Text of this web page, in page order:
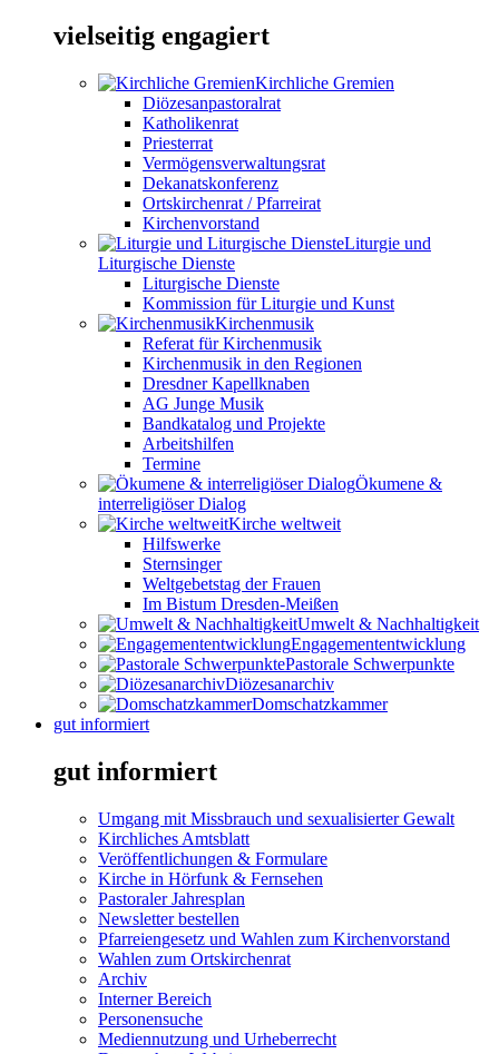
vielseitig engagiert
Kirchliche Gremien
Diözesanpastoralrat
Katholikenrat
Priesterrat
Vermögensverwaltungsrat
Dekanatskonferenz
Ortskirchenrat / Pfarreirat
Kirchenvorstand
Liturgie und
Liturgische Dienste
Liturgische Dienste
Kommission für Liturgie und Kunst
Kirchenmusik
Referat für Kirchenmusik
Kirchenmusik in den Regionen
Dresdner Kapellknaben
AG Junge Musik
Bandkatalog und Projekte
Arbeitshilfen
Termine
Ökumene &
interreligiöser Dialog
Kirche weltweit
Hilfswerke
Sternsinger
Weltgebetstag der Frauen
Im Bistum Dresden-Meißen
Umwelt & Nachhaltigkeit
Engagemententwicklung
Pastorale Schwerpunkte
Diözesanarchiv
Domschatzkammer
gut informiert
gut informiert
Umgang mit Missbrauch und sexualisierter Gewalt
Kirchliches Amtsblatt
Veröffentlichungen & Formulare
Kirche in Hörfunk & Fernsehen
Pastoraler Jahresplan
Newsletter bestellen
Pfarreiengesetz und Wahlen zum Kirchenvorstand
Wahlen zum Ortskirchenrat
Archiv
Interner Bereich
Personensuche
Mediennutzung und Urheberrecht